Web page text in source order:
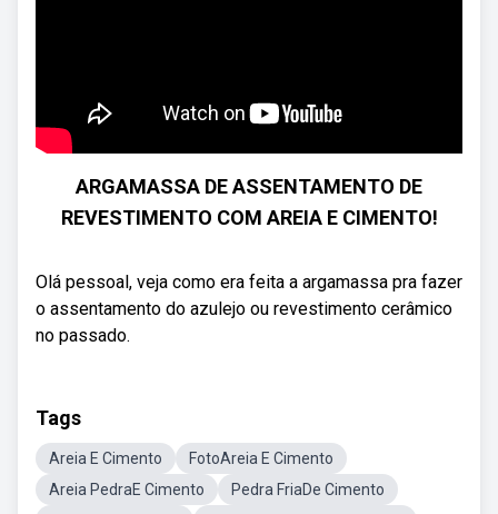
ARGAMASSA DE ASSENTAMENTO DE
REVESTIMENTO COM AREIA E CIMENTO!
Olá pessoal, veja como era feita a argamassa pra fazer
o assentamento do azulejo ou revestimento cerâmico
no passado.
Tags
Areia E Cimento
FotoAreia E Cimento
Areia PedraE Cimento
Pedra FriaDe Cimento